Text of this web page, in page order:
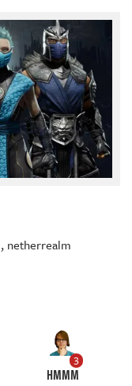
, netherrealm
3
HMMM